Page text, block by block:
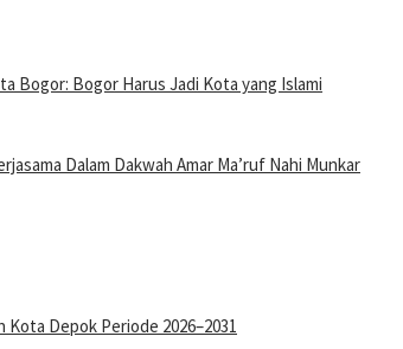
Bogor: Bogor Harus Jadi Kota yang Islami
Dalam Dakwah Amar Ma’ruf Nahi Munkar
Depok Periode 2026–2031